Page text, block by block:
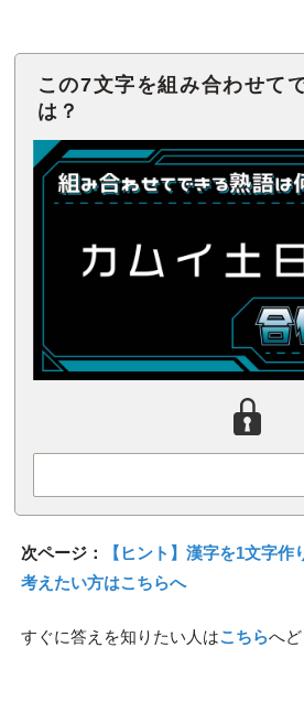
この7文字を組み合わせて
は？
次ページ：
【ヒント】漢字を1文字
考えたい方はこちらへ
すぐに答えを知りたい人はこちらへど